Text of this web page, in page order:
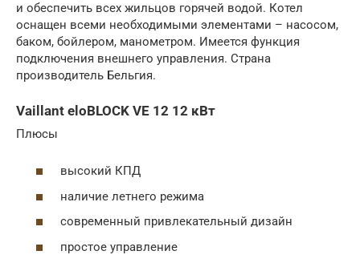
и обеспечить всех жильцов горячей водой. Котел
оснащен всеми необходимыми элементами – насосом,
баком, бойлером, манометром. Имеется функция
подключения внешнего управления. Страна
производитель Бельгия.
Vaillant eloBLOCK VE 12 12 кВт
Плюсы
высокий КПД
наличие летнего режима
современный привлекательный дизайн
простое управление